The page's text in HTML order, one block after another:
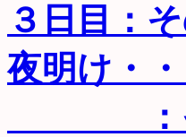
３日目：
夜明け・
：その